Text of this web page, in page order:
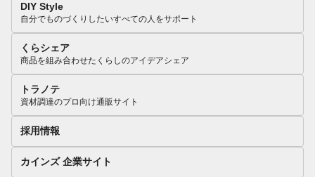
DIY Style
自分でものづくりしたいすべての人をサポート
くらシェア
商品を組み合わせたくらしのアイデアシェア
トラノテ
資材調達のプロ向け通販サイト
採用情報
カインズ 企業サイト